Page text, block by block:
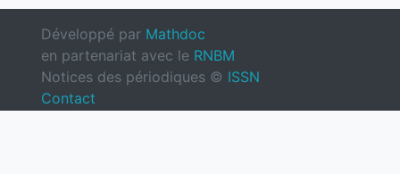
Développé par Mathdoc
en partenariat avec le RNBM
Notices des périodiques © ISSN
Contact